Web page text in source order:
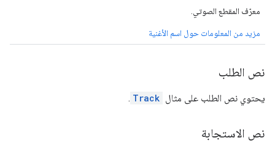
معرّف المقطع الصوتي.
مزيد من المعلومات حول اسم الأغنية
نص الطلب
يحتوي نص الطلب على مثال Track
.
نص الاستجابة